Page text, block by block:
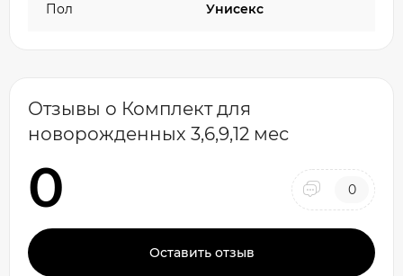
Пол Унисекс
Отзывы о Комплект для
новорожденных 3,6,9,12 мес
0 0
Оставить отзыв